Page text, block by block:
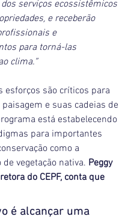
dos serviços ecossistêmicos
e receberão
e
para torná-las
clima.”
esforços são críticos para
e suas cadeias de
está estabelecendo
para importantes
como a
vegetação nativa. Peggy
do CEPF, conta que
é alcançar uma